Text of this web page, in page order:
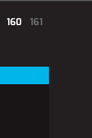
160
161